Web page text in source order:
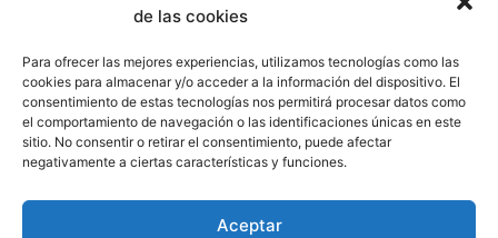
de las cookies
Para ofrecer las mejores experiencias, utilizamos tecnologías como las
cookies para almacenar y/o acceder a la información del dispositivo. El
consentimiento de estas tecnologías nos permitirá procesar datos como
el comportamiento de navegación o las identificaciones únicas en este
sitio. No consentir o retirar el consentimiento, puede afectar
negativamente a ciertas características y funciones.
Aceptar
Siguenos en:
Mapa web
Aviso legal
Política de cookies